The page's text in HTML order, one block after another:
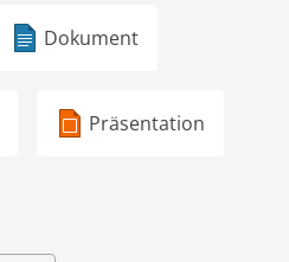
Dokument
Präsentation